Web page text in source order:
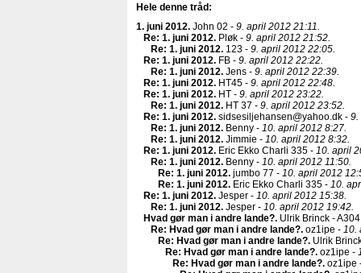
Hele denne tråd:
1. juni 2012. John 02 - 9. april 2012 21:11.
Re: 1. juni 2012. Pløk - 9. april 2012 21:52.
Re: 1. juni 2012. 123 - 9. april 2012 22:05.
Re: 1. juni 2012. FB - 9. april 2012 22:22.
Re: 1. juni 2012. Jens - 9. april 2012 22:39.
Re: 1. juni 2012. HT45 - 9. april 2012 22:48.
Re: 1. juni 2012. HT - 9. april 2012 23:22.
Re: 1. juni 2012. HT 37 - 9. april 2012 23:52.
Re: 1. juni 2012. sidsesiljehansen@yahoo.dk - 9.
Re: 1. juni 2012. Benny - 10. april 2012 8:27.
Re: 1. juni 2012. Jimmie - 10. april 2012 8:32.
Re: 1. juni 2012. Eric Ekko Charli 335 - 10. april
Re: 1. juni 2012. Benny - 10. april 2012 11:50.
Re: 1. juni 2012. jumbo 77 - 10. april 2012
Re: 1. juni 2012. Eric Ekko Charli 335 - 10.
Re: 1. juni 2012. Jesper - 10. april 2012 15:38.
Re: 1. juni 2012. Jesper - 10. april 2012 19:42.
Hvad gør man i andre lande?. Ulrik Brinck -
Re: Hvad gør man i andre lande?. oz1ipe - 10.
Re: Hvad gør man i andre lande?. Ulrik
Re: Hvad gør man i andre lande?. oz1ipe -
Re: Hvad gør man i andre lande?. oz1ipe